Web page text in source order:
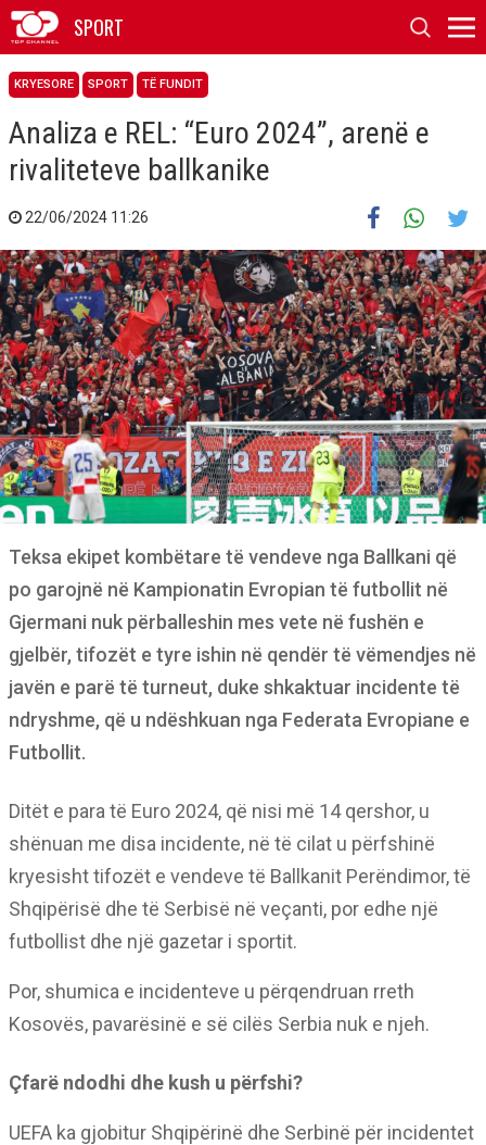
SPORT
KRYESORE SPORT TË FUNDIT
Analiza e REL: “Euro 2024”, arenë e
rivaliteteve ballkanike
22/06/2024 11:26
Teksa ekipet kombëtare të vendeve nga Ballkani që
po garojnë në Kampionatin Evropian të futbollit në
Gjermani nuk përballeshin mes vete në fushën e
gjelbër, tifozët e tyre ishin në qendër të vëmendjes në
javën e parë të turneut, duke shkaktuar incidente të
ndryshme, që u ndëshkuan nga Federata Evropiane e
Futbollit.
Ditët e para të Euro 2024, që nisi më 14 qershor, u
shënuan me disa incidente, në të cilat u përfshinë
kryesisht tifozët e vendeve të Ballkanit Perëndimor, të
Shqipërisë dhe të Serbisë në veçanti, por edhe një
futbollist dhe një gazetar i sportit.
Por, shumica e incidenteve u përqendruan rreth
Kosovës, pavarësinë e së cilës Serbia nuk e njeh.
Çfarë ndodhi dhe kush u përfshi?
UEFA ka gjobitur Shqipërinë dhe Serbinë për incidentet